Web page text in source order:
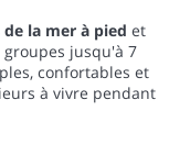
la mer à pied et
jusqu'à 7
confortables et
à vivre pendant